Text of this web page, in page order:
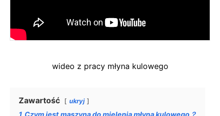
wideo z pracy młyna kulowego
Zawartość ukryj
1 Czym jest maszyna do mielenia młyna kulowego？